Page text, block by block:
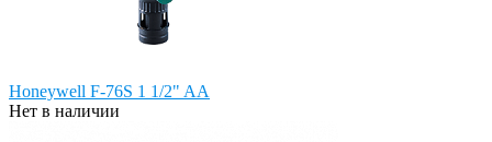
Honeywell F-76S 1 1/2" AA
Нет в наличии